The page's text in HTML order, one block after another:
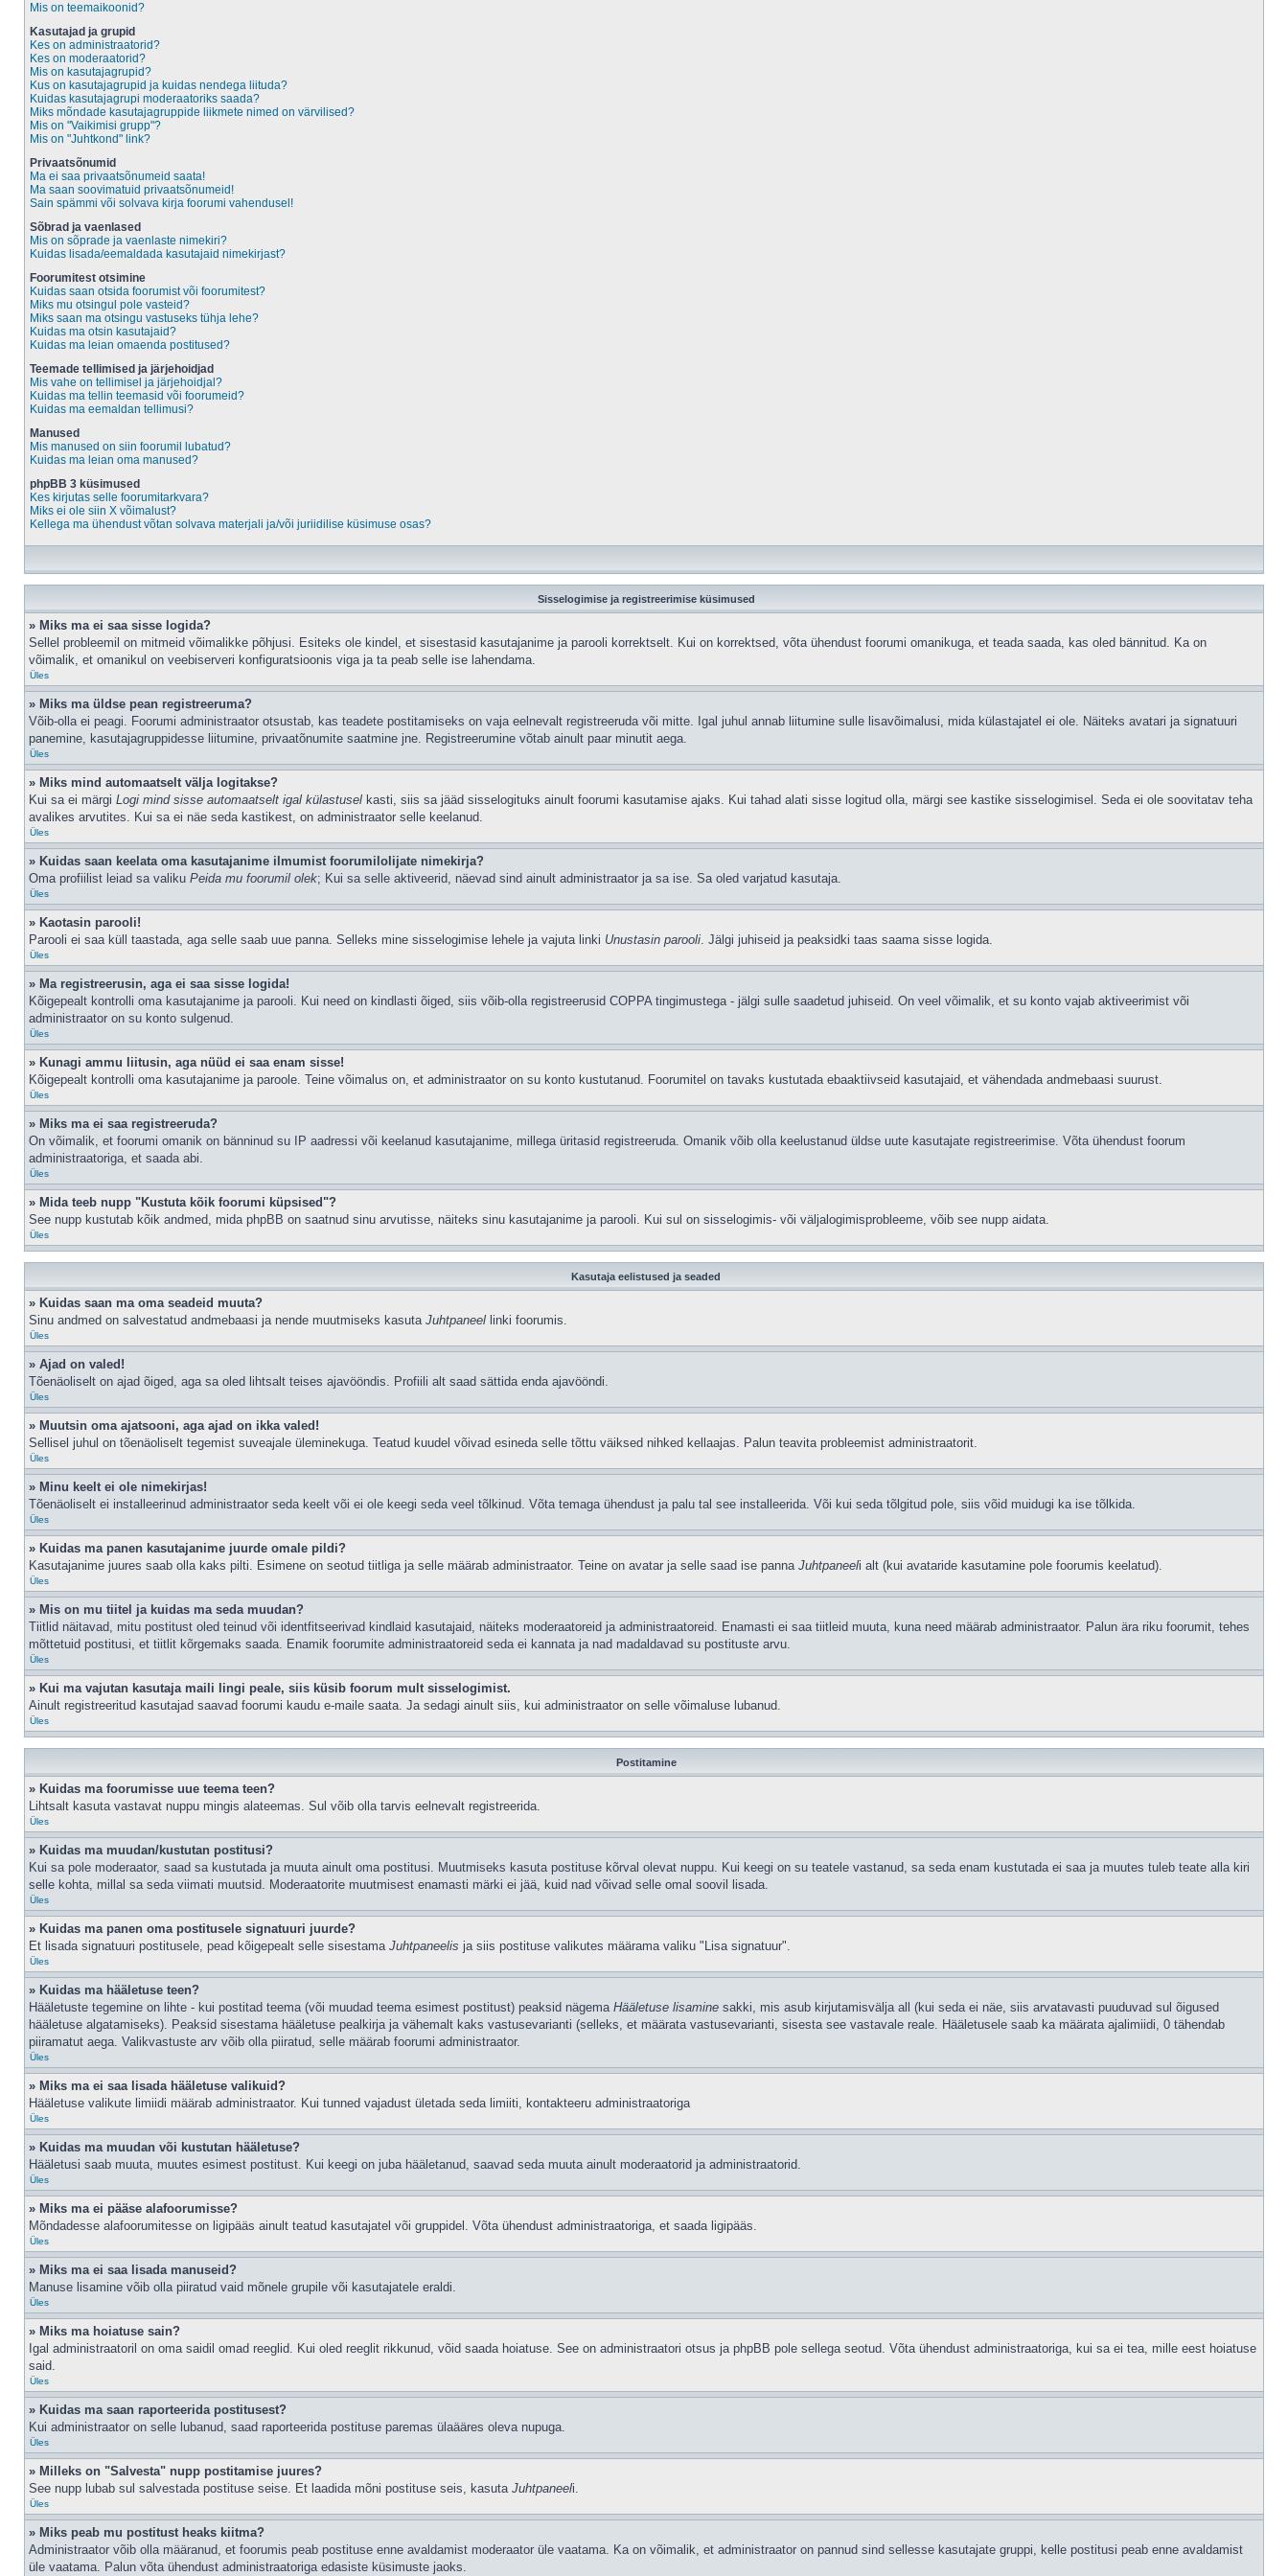
Mis on teemaikoonid?
Kasutajad ja grupid
Kes on administraatorid?
Kes on moderaatorid?
Mis on kasutajagrupid?
Kus on kasutajagrupid ja kuidas nendega liituda?
Kuidas kasutajagrupi moderaatoriks saada?
Miks mõndade kasutajagruppide liikmete nimed on värvilised?
Mis on "Vaikimisi grupp"?
Mis on "Juhtkond" link?
Privaatsõnumid
Ma ei saa privaatsõnumeid saata!
Ma saan soovimatuid privaatsõnumeid!
Sain spämmi või solvava kirja foorumi vahendusel!
Sõbrad ja vaenlased
Mis on sõprade ja vaenlaste nimekiri?
Kuidas lisada/eemaldada kasutajaid nimekirjast?
Foorumitest otsimine
Kuidas saan otsida foorumist või foorumitest?
Miks mu otsingul pole vasteid?
Miks saan ma otsingu vastuseks tühja lehe?
Kuidas ma otsin kasutajaid?
Kuidas ma leian omaenda postitused?
Teemade tellimised ja järjehoidjad
Mis vahe on tellimisel ja järjehoidjal?
Kuidas ma tellin teemasid või foorumeid?
Kuidas ma eemaldan tellimusi?
Manused
Mis manused on siin foorumil lubatud?
Kuidas ma leian oma manused?
phpBB 3 küsimused
Kes kirjutas selle foorumitarkvara?
Miks ei ole siin X võimalust?
Kellega ma ühendust võtan solvava materjali ja/või juriidilise küsimuse osas?
Sisselogimise ja registreerimise küsimused
» Miks ma ei saa sisse logida?
Sellel probleemil on mitmeid võimalikke põhjusi. Esiteks ole kindel, et sisestasid kasutajanime ja parooli korrektselt. Kui on korrektsed, võta ühendust foorumi omanikuga, et teada saada, kas oled bännitud. Ka on
võimalik, et omanikul on veebiserveri konfiguratsioonis viga ja ta peab selle ise lahendama.
Üles
» Miks ma üldse pean registreeruma?
Võib-olla ei peagi. Foorumi administraator otsustab, kas teadete postitamiseks on vaja eelnevalt registreeruda või mitte. Igal juhul annab liitumine sulle lisavõimalusi, mida külastajatel ei ole. Näiteks avatari ja signatuuri
panemine, kasutajagruppidesse liitumine, privaatõnumite saatmine jne. Registreerumine võtab ainult paar minutit aega.
Üles
» Miks mind automaatselt välja logitakse?
Kui sa ei märgi Logi mind sisse automaatselt igal külastusel kasti, siis sa jääd sisselogituks ainult foorumi kasutamise ajaks. Kui tahad alati sisse logitud olla, märgi see kastike sisselogimisel. Seda ei ole soovitatav teha
avalikes arvutites. Kui sa ei näe seda kastikest, on administraator selle keelanud.
Üles
» Kuidas saan keelata oma kasutajanime ilmumist foorumilolijate nimekirja?
Oma profiilist leiad sa valiku Peida mu foorumil olek; Kui sa selle aktiveerid, näevad sind ainult administraator ja sa ise. Sa oled varjatud kasutaja.
Üles
» Kaotasin parooli!
Parooli ei saa küll taastada, aga selle saab uue panna. Selleks mine sisselogimise lehele ja vajuta linki Unustasin parooli. Jälgi juhiseid ja peaksidki taas saama sisse logida.
Üles
» Ma registreerusin, aga ei saa sisse logida!
Kõigepealt kontrolli oma kasutajanime ja parooli. Kui need on kindlasti õiged, siis võib-olla registreerusid COPPA tingimustega - jälgi sulle saadetud juhiseid. On veel võimalik, et su konto vajab aktiveerimist või
administraator on su konto sulgenud.
Üles
» Kunagi ammu liitusin, aga nüüd ei saa enam sisse!
Kõigepealt kontrolli oma kasutajanime ja paroole. Teine võimalus on, et administraator on su konto kustutanud. Foorumitel on tavaks kustutada ebaaktiivseid kasutajaid, et vähendada andmebaasi suurust.
Üles
» Miks ma ei saa registreeruda?
On võimalik, et foorumi omanik on bänninud su IP aadressi või keelanud kasutajanime, millega üritasid registreeruda. Omanik võib olla keelustanud üldse uute kasutajate registreerimise. Võta ühendust foorum
administraatoriga, et saada abi.
Üles
» Mida teeb nupp "Kustuta kõik foorumi küpsised"?
See nupp kustutab kõik andmed, mida phpBB on saatnud sinu arvutisse, näiteks sinu kasutajanime ja parooli. Kui sul on sisselogimis- või väljalogimisprobleeme, võib see nupp aidata.
Üles
Kasutaja eelistused ja seaded
» Kuidas saan ma oma seadeid muuta?
Sinu andmed on salvestatud andmebaasi ja nende muutmiseks kasuta Juhtpaneel linki foorumis.
Üles
» Ajad on valed!
Tõenäoliselt on ajad õiged, aga sa oled lihtsalt teises ajavööndis. Profiili alt saad sättida enda ajavööndi.
Üles
» Muutsin oma ajatsooni, aga ajad on ikka valed!
Sellisel juhul on tõenäoliselt tegemist suveajale üleminekuga. Teatud kuudel võivad esineda selle tõttu väiksed nihked kellaajas. Palun teavita probleemist administraatorit.
Üles
» Minu keelt ei ole nimekirjas!
Tõenäoliselt ei installeerinud administraator seda keelt või ei ole keegi seda veel tõlkinud. Võta temaga ühendust ja palu tal see installeerida. Või kui seda tõlgitud pole, siis võid muidugi ka ise tõlkida.
Üles
» Kuidas ma panen kasutajanime juurde omale pildi?
Kasutajanime juures saab olla kaks pilti. Esimene on seotud tiitliga ja selle määrab administraator. Teine on avatar ja selle saad ise panna Juhtpaneeli alt (kui avataride kasutamine pole foorumis keelatud).
Üles
» Mis on mu tiitel ja kuidas ma seda muudan?
Tiitlid näitavad, mitu postitust oled teinud või identfitseerivad kindlaid kasutajaid, näiteks moderaatoreid ja administraatoreid. Enamasti ei saa tiitleid muuta, kuna need määrab administraator. Palun ära riku foorumit, tehes
mõttetuid postitusi, et tiitlit kõrgemaks saada. Enamik foorumite administraatoreid seda ei kannata ja nad madaldavad su postituste arvu.
Üles
» Kui ma vajutan kasutaja maili lingi peale, siis küsib foorum mult sisselogimist.
Ainult registreeritud kasutajad saavad foorumi kaudu e-maile saata. Ja sedagi ainult siis, kui administraator on selle võimaluse lubanud.
Üles
Postitamine
» Kuidas ma foorumisse uue teema teen?
Lihtsalt kasuta vastavat nuppu mingis alateemas. Sul võib olla tarvis eelnevalt registreerida.
Üles
» Kuidas ma muudan/kustutan postitusi?
Kui sa pole moderaator, saad sa kustutada ja muuta ainult oma postitusi. Muutmiseks kasuta postituse kõrval olevat nuppu. Kui keegi on su teatele vastanud, sa seda enam kustutada ei saa ja muutes tuleb teate alla kiri
selle kohta, millal sa seda viimati muutsid. Moderaatorite muutmisest enamasti märki ei jää, kuid nad võivad selle omal soovil lisada.
Üles
» Kuidas ma panen oma postitusele signatuuri juurde?
Et lisada signatuuri postitusele, pead kõigepealt selle sisestama Juhtpaneelis ja siis postituse valikutes määrama valiku "Lisa signatuur".
Üles
» Kuidas ma hääletuse teen?
Hääletuste tegemine on lihte - kui postitad teema (või muudad teema esimest postitust) peaksid nägema Hääletuse lisamine sakki, mis asub kirjutamisvälja all (kui seda ei näe, siis arvatavasti puuduvad sul õigused
hääletuse algatamiseks). Peaksid sisestama hääletuse pealkirja ja vähemalt kaks vastusevarianti (selleks, et määrata vastusevarianti, sisesta see vastavale reale. Hääletusele saab ka määrata ajalimiidi, 0 tähendab
piiramatut aega. Valikvastuste arv võib olla piiratud, selle määrab foorumi administraator.
Üles
» Miks ma ei saa lisada hääletuse valikuid?
Hääletuse valikute limiidi määrab administraator. Kui tunned vajadust ületada seda limiiti, kontakteeru administraatoriga
Üles
» Kuidas ma muudan või kustutan hääletuse?
Hääletusi saab muuta, muutes esimest postitust. Kui keegi on juba hääletanud, saavad seda muuta ainult moderaatorid ja administraatorid.
Üles
» Miks ma ei pääse alafoorumisse?
Mõndadesse alafoorumitesse on ligipääs ainult teatud kasutajatel või gruppidel. Võta ühendust administraatoriga, et saada ligipääs.
Üles
» Miks ma ei saa lisada manuseid?
Manuse lisamine võib olla piiratud vaid mõnele grupile või kasutajatele eraldi.
Üles
» Miks ma hoiatuse sain?
Igal administraatoril on oma saidil omad reeglid. Kui oled reeglit rikkunud, võid saada hoiatuse. See on administraatori otsus ja phpBB pole sellega seotud. Võta ühendust administraatoriga, kui sa ei tea, mille eest hoiatuse
said.
Üles
» Kuidas ma saan raporteerida postitusest?
Kui administraator on selle lubanud, saad raporteerida postituse paremas ülaääres oleva nupuga.
Üles
» Milleks on "Salvesta" nupp postitamise juures?
See nupp lubab sul salvestada postituse seise. Et laadida mõni postituse seis, kasuta Juhtpaneeli.
Üles
» Miks peab mu postitust heaks kiitma?
Administraator võib olla määranud, et foorumis peab postituse enne avaldamist moderaator üle vaatama. Ka on võimalik, et administraator on pannud sind sellesse kasutajate gruppi, kelle postitusi peab enne avaldamist
üle vaatama. Palun võta ühendust administraatoriga edasiste küsimuste jaoks.